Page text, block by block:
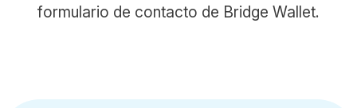
formulario de contacto de Bridge Wallet.